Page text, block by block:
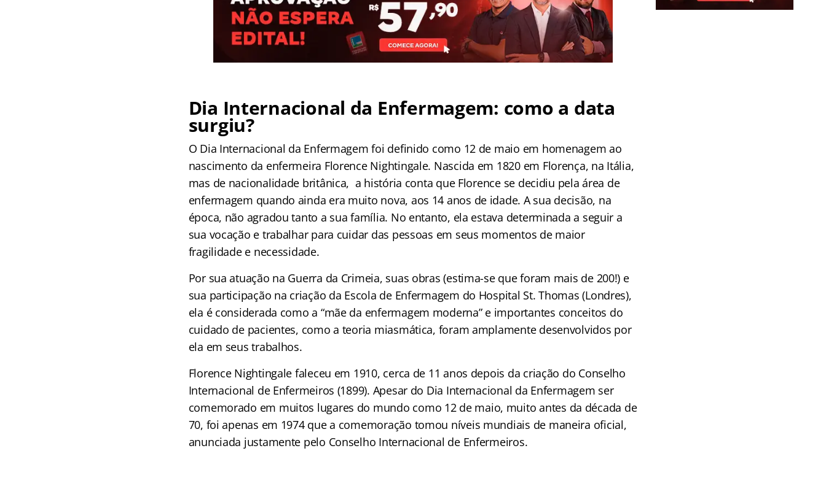
Dia Internacional da Enfermagem: como a data
surgiu?
O Dia Internacional da Enfermagem foi definido como 12 de maio em homenagem ao
nascimento da enfermeira Florence Nightingale. Nascida em 1820 em Florença, na Itália,
mas de nacionalidade britânica, a história conta que Florence se decidiu pela área de
enfermagem quando ainda era muito nova, aos 14 anos de idade. A sua decisão, na
época, não agradou tanto a sua família. No entanto, ela estava determinada a seguir a
sua vocação e trabalhar para cuidar das pessoas em seus momentos de maior
fragilidade e necessidade.
Por sua atuação na Guerra da Crimeia, suas obras (estima-se que foram mais de 200!) e
sua participação na criação da Escola de Enfermagem do Hospital St. Thomas (Londres),
ela é considerada como a “mãe da enfermagem moderna” e importantes conceitos do
cuidado de pacientes, como a teoria miasmática, foram amplamente desenvolvidos por
ela em seus trabalhos.
Florence Nightingale faleceu em 1910, cerca de 11 anos depois da criação do Conselho
Internacional de Enfermeiros (1899). Apesar do Dia Internacional da Enfermagem ser
comemorado em muitos lugares do mundo como 12 de maio, muito antes da década de
70, foi apenas em 1974 que a comemoração tomou níveis mundiais de maneira oficial,
anunciada justamente pelo Conselho Internacional de Enfermeiros.